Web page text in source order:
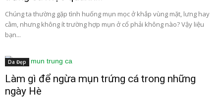
Chúng ta thường gặp tình huống mụn mọc ở khắp vùng mặt, lưng hay
cằm, nhưng không ít trường hợp mụn ở cổ phải không nào? Vậy liệu
bạn...
Da Đẹp
Làm gì để ngừa mụn trứng cá trong những
ngày Hè